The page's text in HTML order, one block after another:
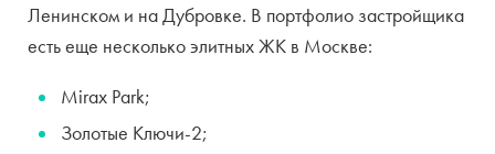
Ленинском и на Дубровке. В портфолио застройщика
есть еще несколько элитных ЖК в Москве:
Mirax Park;
Золотые Ключи-2;